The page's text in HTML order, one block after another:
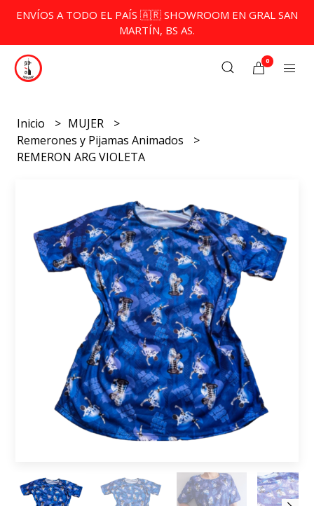
ENVÍOS A TODO EL PAÍS 🇦🇷 SHOWROOM EN GRAL SAN
MARTÍN, BS AS.
0
Inicio
MUJER
Remerones y Pijamas Animados
REMERON ARG VIOLETA